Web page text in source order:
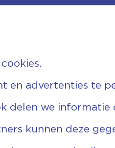
Contactgegevens
7731 PA Ommen
0529 455 767
info@vechtgenoten.nl
en advertenties te
delen we
kunnen deze